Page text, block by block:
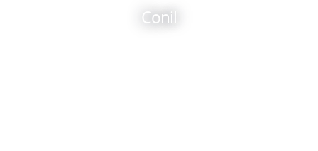
Conil